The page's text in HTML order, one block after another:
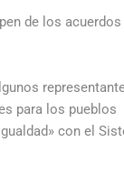
de los acuerdos
para los pueblos
con el